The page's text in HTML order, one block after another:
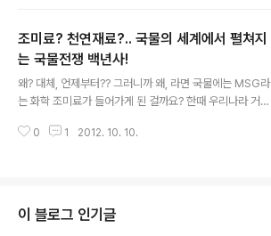
직, 에서만 맛볼 수 있는 가을밤의 소울푸드는 바로 요거지
요. >^^
조미료? 천연재료?.. 국물의 세계에서 펼쳐지
는 국물전쟁 백년사!
왜? 대체, 언제부터?? 그러니까 왜, 라면 국물에는 MSG라
는 화학 조미료가 들어가게 된 걸까요? 한때 우리나라 거의
으며, 특히 국물 요리를 할 적에는 밥 숟가락 하나 가득 넣
습니다. ... 나라 간, 종교 간, 기업 간, 그리고… 연인, 부부
간에도…?! (소설가 이외수 님 부부는 남녀 간의 사랑보다
0 1 2012. 10. 10.
이 블로그 인기글